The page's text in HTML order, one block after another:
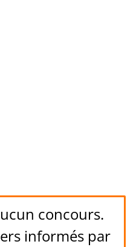
concours.
informés par